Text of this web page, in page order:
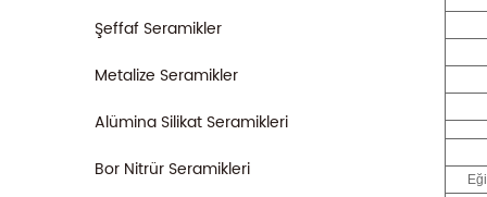
Şeffaf Seramikler
Metalize Seramikler
Alümina Silikat Seramikleri
Bor Nitrür Seramikleri